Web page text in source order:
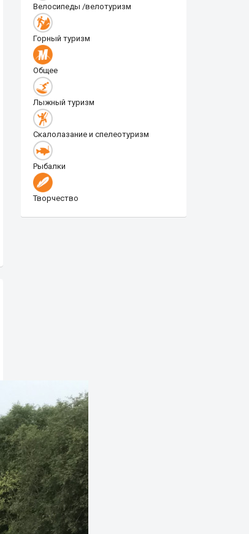
Велосипеды /велотуризм
Горный туризм
Общее
Лыжный туризм
Скалолазание и спелеотуризм
Рыбалки
Творчество